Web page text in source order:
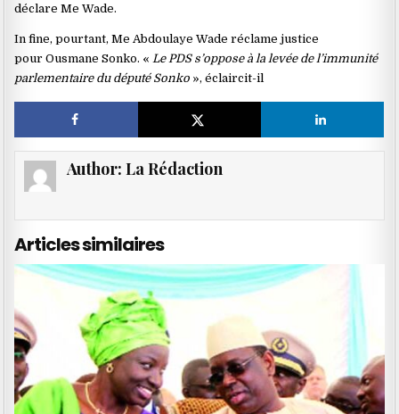
déclare Me Wade.
In fine, pourtant, Me Abdoulaye Wade réclame justice
pour Ousmane Sonko. « Le PDS s’oppose à la levée de l’immunité
parlementaire du député Sonko », éclaircit-il
Author: La Rédaction
Articles similaires